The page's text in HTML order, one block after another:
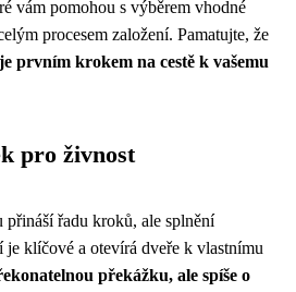
vám pomohou s výběrem vhodné
procesem založení. Pamatujte, že
prvním krokem na cestě k vašemu
pro živnost
přináší řadu kroků, ale splnění
klíčové a otevírá dveře k vlastnímu
překážku, ale spíše o